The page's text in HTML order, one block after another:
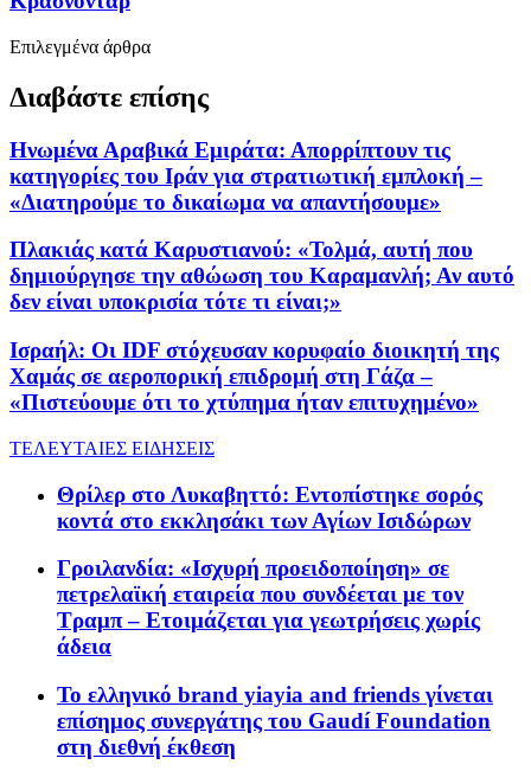
Επιλεγμένα άρθρα
Διαβάστε επίσης
Ηνωμένα Αραβικά Εμιράτα: Απορρίπτουν τις
κατηγορίες του Ιράν για στρατιωτική εμπλοκή –
«Διατηρούμε το δικαίωμα να απαντήσουμε»
Πλακιάς κατά Καρυστιανού: «Τολμά, αυτή που
δημιούργησε την αθώωση του Καραμανλή; Αν αυτό
δεν είναι υποκρισία τότε τι είναι;»
Ισραήλ: Οι IDF στόχευσαν κορυφαίο διοικητή της
Χαμάς σε αεροπορική επιδρομή στη Γάζα –
«Πιστεύουμε ότι το χτύπημα ήταν επιτυχημένο»
ΤΕΛΕΥΤΑΙΕΣ ΕΙΔΗΣΕΙΣ
Θρίλερ στο Λυκαβηττό: Εντοπίστηκε σορός
κοντά στο εκκλησάκι των Αγίων Ισιδώρων
Γροιλανδία: «Ισχυρή προειδοποίηση» σε
πετρελαϊκή εταιρεία που συνδέεται με τον
Τραμπ – Ετοιμάζεται για γεωτρήσεις χωρίς
άδεια
Το ελληνικό brand yiayia and friends γίνεται
επίσημος συνεργάτης του Gaudí Foundation
στη διεθνή έκθεση